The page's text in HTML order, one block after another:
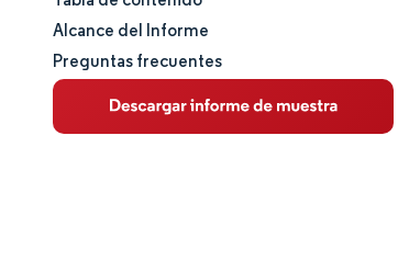
Tamaño y cuota de mercado
Análisis de mercado
Tendencias e ideas
Alcance del Informe
Preguntas frecuentes